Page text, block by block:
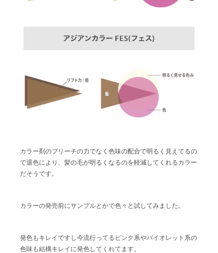
カラー剤のブリーチの力でなく色味の配合で明るく見えてるの
で退色により、髪の毛が明るくなるのを軽減してくれるカラー
だそうです。
カラーの発売前にサンプルとかで色々と試してみました。
発色もキレイですし今流行ってるピンク系やバイオレット系の
色味も結構キレイに発色してくれてます。